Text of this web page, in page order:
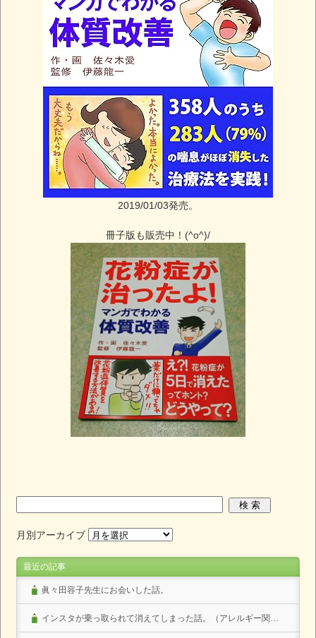
2019/01/03発売。
冊子版も販売中！(^o^)/
月別アーカイブ
最近の記事
眞々田容子先生にお会いした話。
インスタが乗っ取られて消えてしまった話。（アレルギー関係なし）